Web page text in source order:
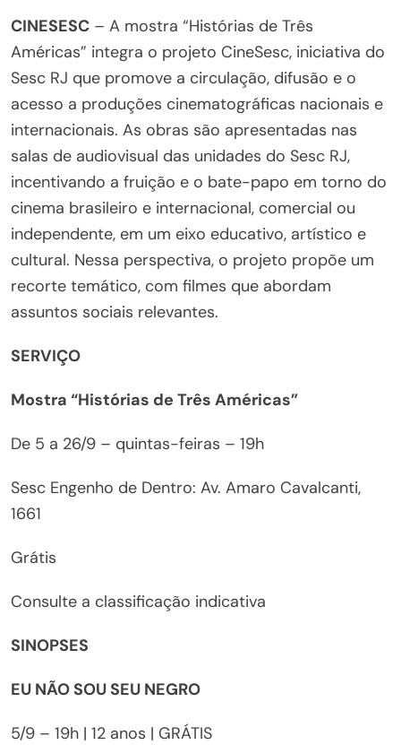
CINESESC – A mostra “Histórias de Três
Américas” integra o projeto CineSesc, iniciativa do
Sesc RJ que promove a circulação, difusão e o
acesso a produções cinematográficas nacionais e
internacionais. As obras são apresentadas nas
salas de audiovisual das unidades do Sesc RJ,
incentivando a fruição e o bate-papo em torno do
cinema brasileiro e internacional, comercial ou
independente, em um eixo educativo, artístico e
cultural. Nessa perspectiva, o projeto propõe um
recorte temático, com filmes que abordam
assuntos sociais relevantes.
SERVIÇO
Mostra “Histórias de Três Américas”
De 5 a 26/9 – quintas-feiras – 19h
Sesc Engenho de Dentro: Av. Amaro Cavalcanti,
1661
Grátis
Consulte a classificação indicativa
SINOPSES
EU NÃO SOU SEU NEGRO
5/9 – 19h | 12 anos | GRÁTIS